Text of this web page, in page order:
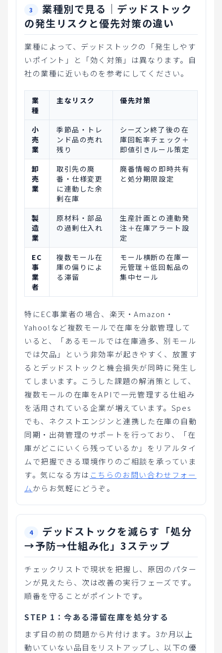
業種別で見る｜デッドストック
の発生リスクと優先対策の違い
業種によって、デッドストックの「発生しやす
いポイント」と「効く対策」は異なります。自
社の業種に近いものを参考にしてください。
業
種
主なリスク 優先対策
小
売
業
季節品・トレ
ンド品の売れ
残り
シーズン終了後の在
庫回転率チェック＋
即値引きルール策定
卸
売
業
取引先の廃
番・仕様変更
に連動した余
剰在庫
廃番情報の即時共有
と処分期限設定
製
造
業
原材料・部品
の過剰仕入れ
生産計画との連動発
注＋在庫アラート設
定
EC
事
業
者
複数モール在
庫の偏りによ
る滞留
モール横断の在庫一
元管理＋低回転品の
集中セール
特にEC事業者の場合、楽天・Amazon・
Yahoo!など複数モールで在庫を分散管理して
いると、「あるモールでは在庫過多、別モール
では欠品」という非効率が起きやすく、放置す
るとデッドストックと機会損失が同時に発生し
てしまいます。こうした課題の解消策として、
複数モールの在庫をAPIで一元管理する仕組み
を活用されている企業が増えています。Spes
でも、ネクストエンジンと連携した在庫の自動
同期・出荷管理のサポートを行っており、「在
庫がどこにいくら残っているか」をリアルタイ
ムで把握できる環境作りのご相談を承っていま
す。気になる方は こちらのお問い合わせフォー
ム からお気軽にどうぞ。
デッドストックを減らす「処分
→予防→仕組み化」3ステップ
チェックリストで現状を把握し、原因のパター
ンが見えたら、次は改善の実行フェーズです。
順番を守ることがポイントです。
STEP 1：今ある滞留在庫を処分する
まず目の前の問題から片付けます。3か月以上
動いていない品目をリストアップし、以下の優